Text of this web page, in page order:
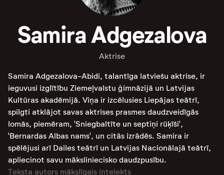
Samira Adgezalova
Aktrise
Samira Adgezalova-Abidi, talantīga latviešu aktrise, ir
ieguvusi izglītību Ziemeļvalstu ģimnāzijā un Latvijas
Kultūras akadēmijā. Viņa ir izcēlusies Liepājas teātrī,
spilgti atklājot savas aktrises prasmes daudzveidīgās
lomās, piemēram, 'Sniegbaltīte un septiņi rūķīši',
'Bernardas Albas nams', un citās izrādēs. Samira ir
spēlējusi arī Dailes teātrī un Latvijas Nacionālajā teātrī,
apliecinot savu māksliniecisko daudzpusību.
Teksta autors mākslīgais intelekts